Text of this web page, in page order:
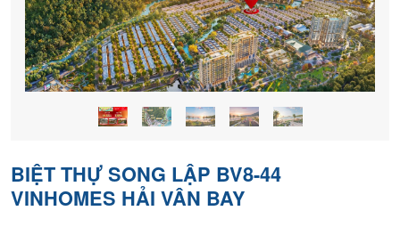
BIỆT THỰ SONG LẬP BV8-44
VINHOMES HẢI VÂN BAY